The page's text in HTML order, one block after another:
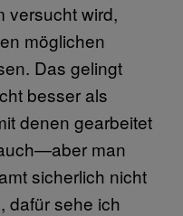
versucht wird,
möglichen
Das gelingt
besser als
denen gearbeitet
man
sicherlich nicht
dafür sehe ich